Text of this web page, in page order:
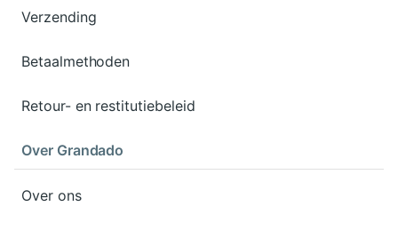
Verzending
Betaalmethoden
Retour- en restitutiebeleid
Over Grandado
Over ons